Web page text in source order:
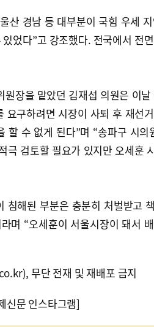
산 경남 등 대부분이 국힘 우세
었다”고 강조했다. 전국에서 전
장을 맡았던 김재섭 의원은 이
요구하려면 시장이 사퇴 후 재선
할 수 없게 된다”며 “송파구 시의
극 검토할 필요가 있지만 오세훈
침해된 부분은 충분히 처벌받고
며 “오세훈이 서울시장이 돼서
무단 전재 및 재배포 금지
신문 인스타그램]